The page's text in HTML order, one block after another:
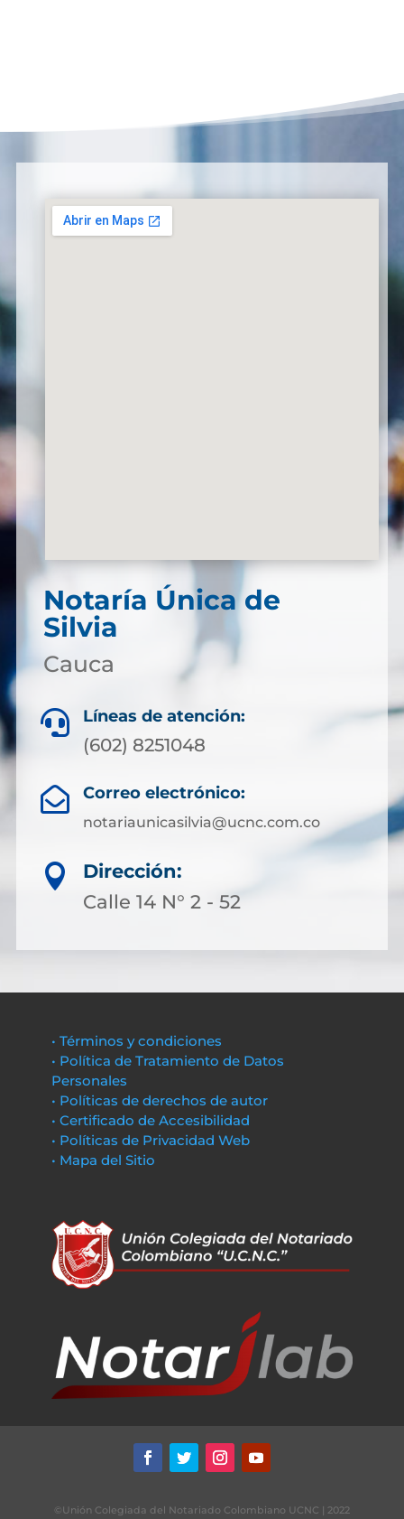
Notaría Única de
Silvia
Cauca
 Líneas de atención:
(602) 8251048
 Correo electrónico:
notariaunicasilvia@ucnc.com.co

Dirección:
Calle 14 N° 2 - 52
• Términos y condiciones
• Política de Tratamiento de Datos
Personales
• Políticas de derechos de autor
• Certificado de Accesibilidad
• Políticas de Privacidad Web
• Mapa del Sitio
©Unión Colegiada del Notariado Colombiano UCNC | 2022